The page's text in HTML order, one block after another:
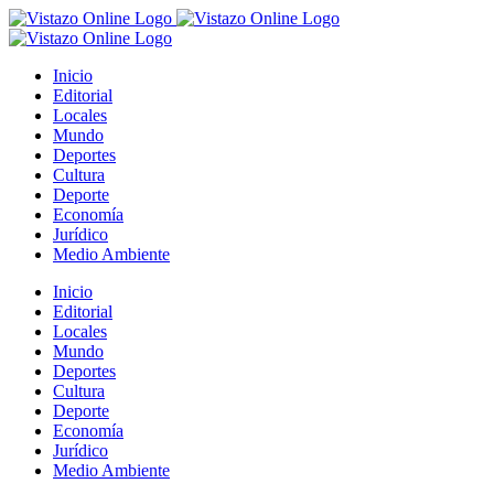
Saltar
al
Inicio
Editorial
Locales
Mundo
Deportes
Cultura
Deporte
Economía
Jurídico
Medio Ambiente
Inicio
Editorial
Locales
Mundo
Deportes
Cultura
Deporte
Economía
Jurídico
Medio Ambiente